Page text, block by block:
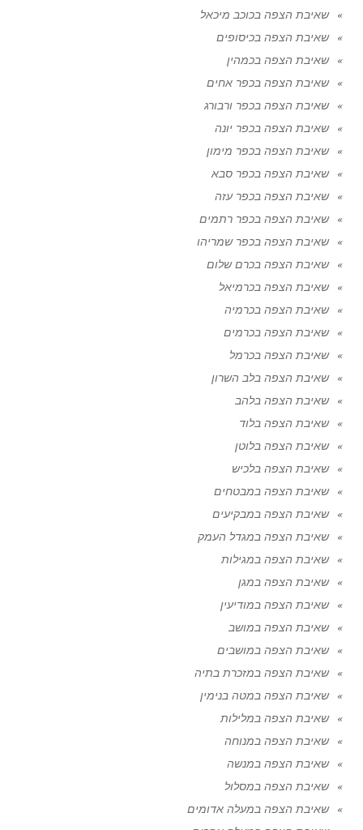
שאיבת הצפה בכוכב מיכאל
שאיבת הצפה בכיסופים
שאיבת הצפה בכמהין
שאיבת הצפה בכפר אחים
שאיבת הצפה בכפר ורבורג
שאיבת הצפה בכפר יונה
שאיבת הצפה בכפר מימון
שאיבת הצפה בכפר סבא
שאיבת הצפה בכפר עזה
שאיבת הצפה בכפר רתמים
שאיבת הצפה בכפר שמריהו
שאיבת הצפה בכרם שלום
שאיבת הצפה בכרמיאל
שאיבת הצפה בכרמיה
שאיבת הצפה בכרמים
שאיבת הצפה בכרמל
שאיבת הצפה בלב השרון
שאיבת הצפה בלהב
שאיבת הצפה בלוד
שאיבת הצפה בלוטן
שאיבת הצפה בלכיש
שאיבת הצפה במבטחים
שאיבת הצפה במבקיעים
שאיבת הצפה במגדל העמק
שאיבת הצפה במגילות
שאיבת הצפה במגן
שאיבת הצפה במודיעין
שאיבת הצפה במושב
שאיבת הצפה במושבים
שאיבת הצפה במזכרת בתיה
שאיבת הצפה במטה בנימין
שאיבת הצפה במלילות
שאיבת הצפה במנוחה
שאיבת הצפה במנשה
שאיבת הצפה במסלול
שאיבת הצפה במעלה אדומים